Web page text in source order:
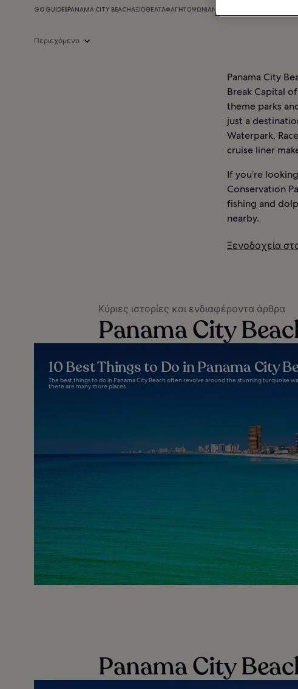
GO GUIDESPANAMA CITY BEACHΑΞΙΟΘΈΑΤΑΦΑΓΗΤΌΨΏΝΙΑΝΥΧΤΕΡΙΝΉ ΖΩΉ
Περιεχόμενο
Panama City
Break Capital
theme parks
just a
Waterpark,
cruise liner
If you’re
Conservation
fishing and
nearby.
Ξενοδοχεία
Κύριες ιστορίες και ενδιαφέροντα άρθρα
Panama City Beach:
10 Best Things to Do in Panama City
The best things to do in Panama City Beach often revolve around the stunning turquoise
there are many more places...
Panama City